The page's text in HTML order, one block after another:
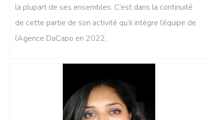
la plupart de ses ensembles. C’est dans la continuité
de cette partie de son activité qu’il intègre l’équipe de
l’Agence DaCapo en 2022.